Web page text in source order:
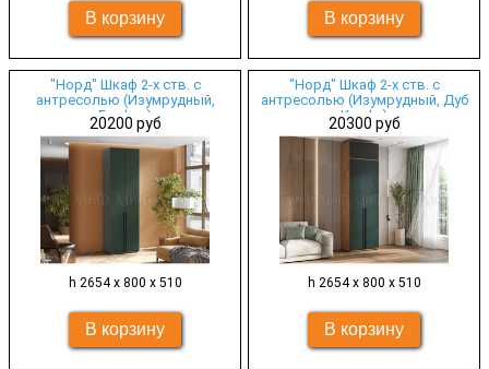
"Норд" Шкаф 2-х ств. с
антресолью (Изумрудный,
Графит)
20200 руб
h 2654 х 800 х 510
"Норд" Шкаф 2-х ств. с
антресолью (Изумрудный, Дуб
Крафт)
20300 руб
h 2654 х 800 х 510